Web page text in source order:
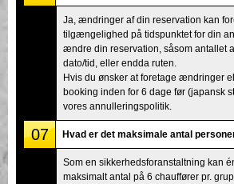
Ja, ændringer af din reservation kan
tilgængelighed på tidspunktet for din
ændre din reservation, såsom antallet
dato/tid, eller endda ruten.
Hvis du ønsker at foretage ændringer
booking inden for 6 dage før (japansk
vores annulleringspolitik.
07 Hvad er det maksimale antal
Som en sikkerhedsforanstaltning kan
maksimalt antal på 6 chauffører pr.